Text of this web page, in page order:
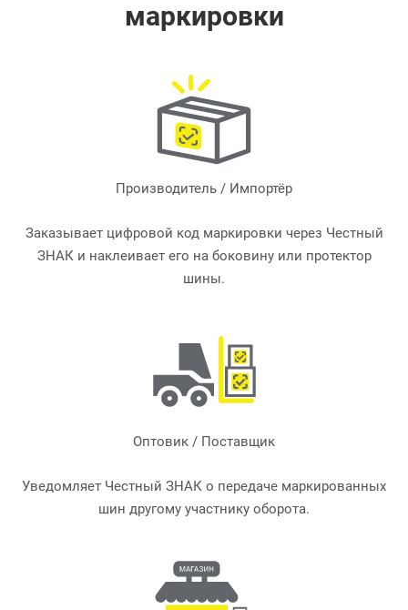
маркировки
Производитель / Импортёр
Заказывает цифровой код маркировки через Честный
ЗНАК и наклеивает его на боковину или протектор
шины.
Оптовик / Поставщик
Уведомляет Честный ЗНАК о передаче маркированных
шин другому участнику оборота.